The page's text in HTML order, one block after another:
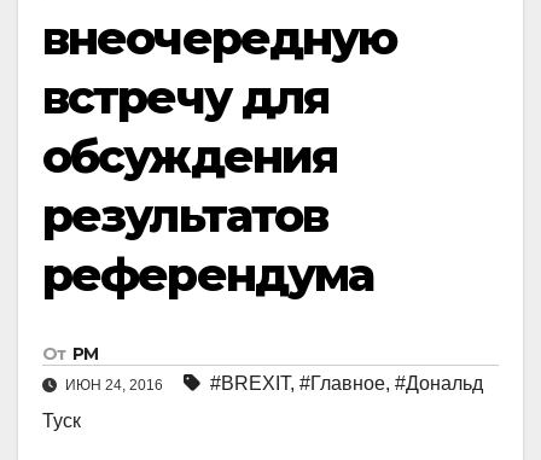
внеочередную
встречу для
обсуждения
результатов
референдума
От РМ
ИЮН 24, 2016 #BREXIT, #Главное, #Дональд
Туск